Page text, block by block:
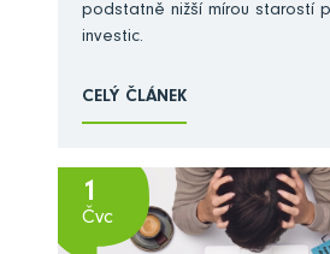
podstatně nižší mírou starostí
investic.
CELÝ ČLÁNEK
1
Čvc